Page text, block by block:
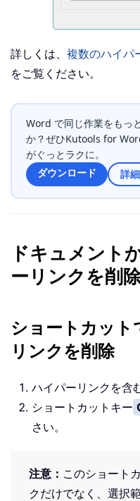
詳しくは、 複数のハイパ
をご覧ください。
Word で同じ作業をもっ
か？ぜひKutools for
がぐっとラクに。
ダウンロード
詳
ドキュメント
ーリンクを削
ショートカッ
リンクを削除
ハイパーリンクを含
ショートカットキー
さい。
注意： このショート
クだけでなく、選択